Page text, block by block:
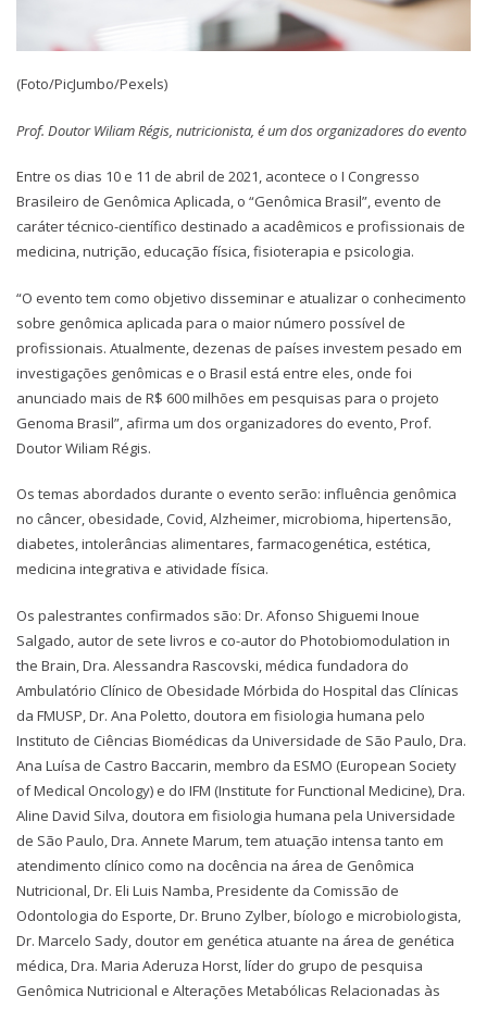
(Foto/PicJumbo/Pexels)
Prof. Doutor Wiliam Régis, nutricionista, é um dos organizadores do evento
Entre os dias 10 e 11 de abril de 2021, acontece o I Congresso
Brasileiro de Genômica Aplicada, o “Genômica Brasil”, evento de
caráter técnico-científico destinado a acadêmicos e profissionais de
medicina, nutrição, educação física, fisioterapia e psicologia.
“O evento tem como objetivo disseminar e atualizar o conhecimento
sobre genômica aplicada para o maior número possível de
profissionais. Atualmente, dezenas de países investem pesado em
investigações genômicas e o Brasil está entre eles, onde foi
anunciado mais de R$ 600 milhões em pesquisas para o projeto
Genoma Brasil”, afirma um dos organizadores do evento, Prof.
Doutor Wiliam Régis.
Os temas abordados durante o evento serão: influência genômica
no câncer, obesidade, Covid, Alzheimer, microbioma, hipertensão,
diabetes, intolerâncias alimentares, farmacogenética, estética,
medicina integrativa e atividade física.
Os palestrantes confirmados são: Dr. Afonso Shiguemi Inoue
Salgado, autor de sete livros e co-autor do Photobiomodulation in
the Brain, Dra. Alessandra Rascovski, médica fundadora do
Ambulatório Clínico de Obesidade Mórbida do Hospital das Clínicas
da FMUSP, Dr. Ana Poletto, doutora em fisiologia humana pelo
Instituto de Ciências Biomédicas da Universidade de São Paulo, Dra.
Ana Luísa de Castro Baccarin, membro da ESMO (European Society
of Medical Oncology) e do IFM (Institute for Functional Medicine), Dra.
Aline David Silva, doutora em fisiologia humana pela Universidade
de São Paulo, Dra. Annete Marum, tem atuação intensa tanto em
atendimento clínico como na docência na área de Genômica
Nutricional, Dr. Eli Luis Namba, Presidente da Comissão de
Odontologia do Esporte, Dr. Bruno Zylber, bíologo e microbiologista,
Dr. Marcelo Sady, doutor em genética atuante na área de genética
médica, Dra. Maria Aderuza Horst, líder do grupo de pesquisa
Genômica Nutricional e Alterações Metabólicas Relacionadas às